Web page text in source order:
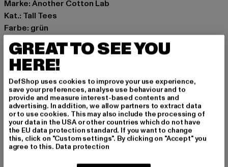
Marke: Another Cotton Lab
Kat.: Tall Tees
Farbe: grün
Hersteller Farbe: green
Materialzusammensetzung: 100% Baumwolle
Art.Nr: PD00006892-00110
Hersteller: Urban Styles Agency GmbH & Co. KG |
agentur@urbanstylesagency.com
Schanzenstraße 41 | 51063 Köln | DE
GRÖSSE & PASSFORM
GREAT TO SEE YOU
HERE!
DefShop uses cookies to improve your use experience,
save your preferences, analyse use behaviour and to
provide and measure interest-based contents and
advertising. In addition, we allow partners to extract data
or to use cookies. This may also include the processing of
your data in the USA or other countries which do not have
the EU data protection standard. If you want to change
this, click on "Custom settings". By clicking on "Accept" you
agree to this. Data protection